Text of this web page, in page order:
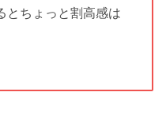
とちょっと割高感は